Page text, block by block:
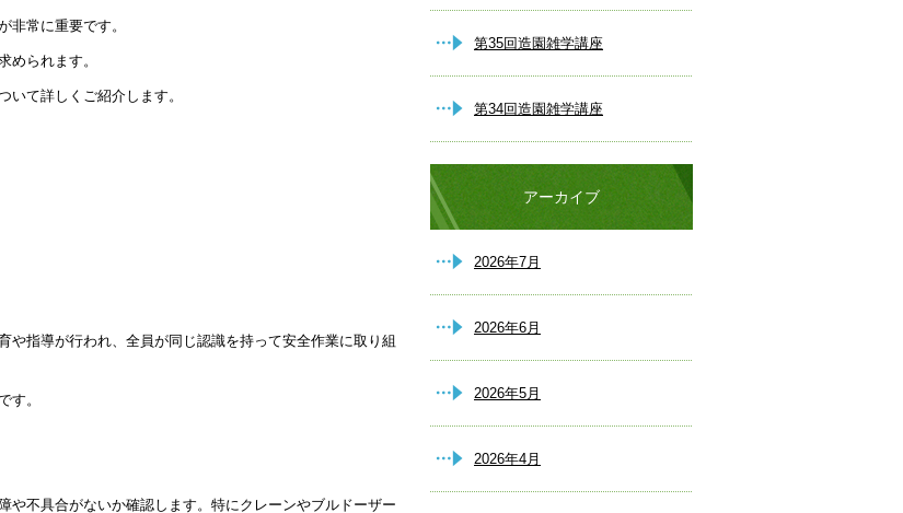
非常に重要です。
められます。
いて詳しくご紹介します。
や指導が行われ、全員が同じ認識を持って安全作業に取り組
す。
や不具合がないか確認します。特にクレーンやブルドーザー
第35回造園雑学講座
第34回造園雑学講座
アーカイブ
2026年7月
2026年6月
2026年5月
2026年4月